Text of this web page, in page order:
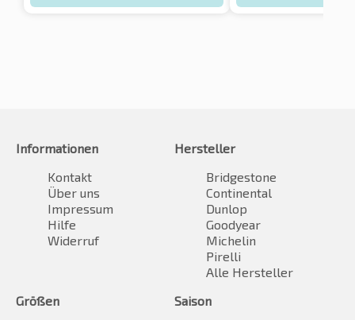
Informationen
Kontakt
Über uns
Impressum
Hilfe
Widerruf
Hersteller
Bridgestone
Continental
Dunlop
Goodyear
Michelin
Pirelli
Alle Hersteller
Größen
Saison